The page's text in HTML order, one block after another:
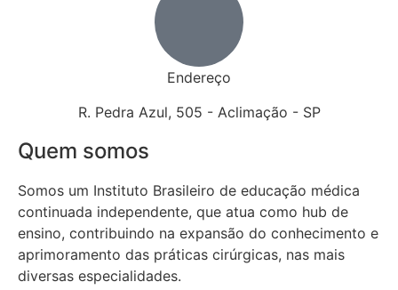
Endereço
R. Pedra Azul, 505 - Aclimação - SP
Quem somos
Somos um Instituto Brasileiro de educação médica
continuada independente, que atua como hub de
ensino, contribuindo na expansão do conhecimento e
aprimoramento das práticas cirúrgicas, nas mais
diversas especialidades.